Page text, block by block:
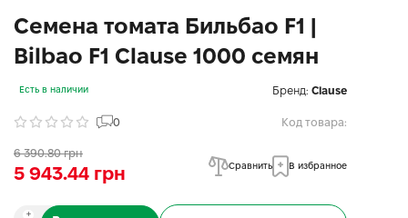
Семена томата Бильбао F1 |
Bilbao F1 Clause 1000 семян
Есть в наличии Бренд: Clause
0 Код товара:
6 390.80 грн
5 943.44 грн Сравнить В избранное